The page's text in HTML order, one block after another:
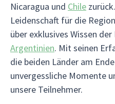
Nicaragua und Chile
Leidenschaft für die Region
über exklusives Wissen der
Argentinien. Mit seinen
die beiden Länder am
unvergessliche Momente
unsere Teilnehmer.